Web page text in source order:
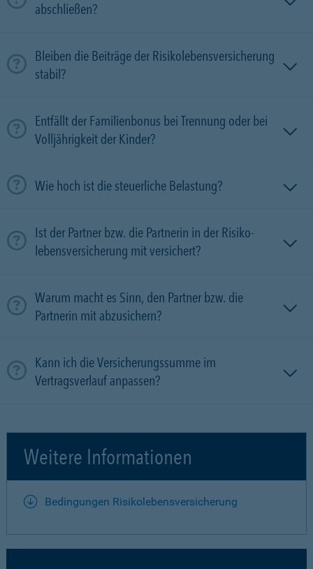
abschließen?
Bleiben die Beiträge der Risikolebensversicherung
stabil?
Entfällt der Familienbonus bei Trennung oder bei
Volljährigkeit der Kinder?
Wie hoch ist die steuerliche Belastung?
Ist der Partner bzw. die Partnerin in der Risiko­
lebens­versicherung mit versichert?
Warum macht es Sinn, den Partner bzw. die
Partnerin mit ab­zu­sichern?
Kann ich die Versicherungssumme im
Vertragsverlauf anpassen?
Weitere Informationen
Bedingungen Risikolebensversicherung